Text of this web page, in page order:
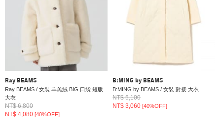
Ray BEAMS
Ray BEAMS / 女裝 羊羔絨 BIG 口袋 短版
大衣
NT$ 6,800
NT$ 4,080 [40%OFF]
B:MING by BEAMS
B:MING by BEAMS / 女裝 對接 大衣
NT$ 5,100
NT$ 3,060[40%OFF]